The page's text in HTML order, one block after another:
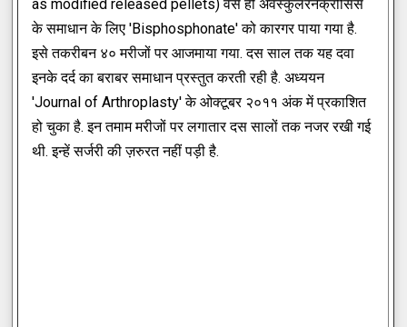
as modified released pellets) वैसे ही अवेस्कुलरनेक्रोसिस
के समाधान के लिए 'Bisphosphonate' को कारगर पाया गया है.
इसे तकरीबन ४० मरीजों पर आजमाया गया. दस साल तक यह दवा
इनके दर्द का बराबर समाधान प्रस्तुत करती रही है. अध्ययन
'Journal of Arthroplasty' के ओक्टूबर २०११ अंक में प्रकाशित
हो चुका है. इन तमाम मरीजों पर लगातार दस सालों तक नजर रखी गई
थी. इन्हें सर्जरी की ज़रुरत नहीं पड़ी है.